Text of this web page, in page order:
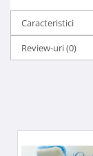
Caracteristici
Review-uri(0)